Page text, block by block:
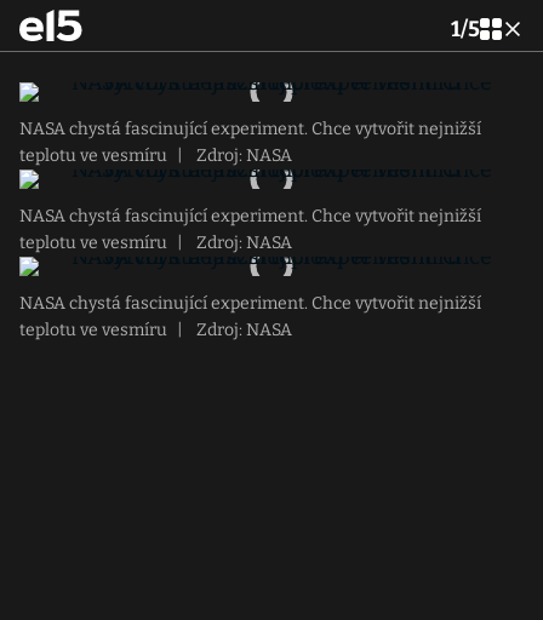
1/5
NASA chystá fascinující experiment. Chce vytvořit nejnižší
teplotu ve vesmíru
Zdroj: NASA
NASA chystá fascinující experiment. Chce vytvořit nejnižší
teplotu ve vesmíru
Zdroj: NASA
NASA chystá fascinující experiment. Chce vytvořit nejnižší
teplotu ve vesmíru
Zdroj: NASA